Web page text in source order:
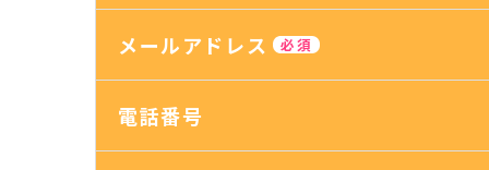
メールアドレス 必須
電話番号